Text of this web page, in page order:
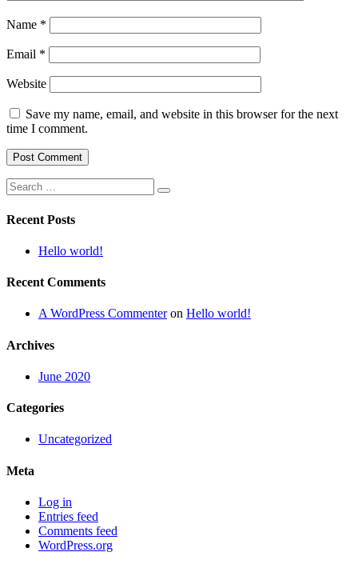
Name *
Email *
Website
Save my name, email, and website in this browser for the next
time I comment.
Search
for:
Recent Posts
Hello world!
Recent Comments
A WordPress Commenteron Hello world!
Archives
June 2020
Categories
Uncategorized
Meta
Log in
Entries feed
Comments feed
WordPress.org